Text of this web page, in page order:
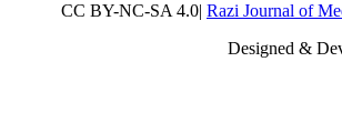
Razi Journal of
Designed &